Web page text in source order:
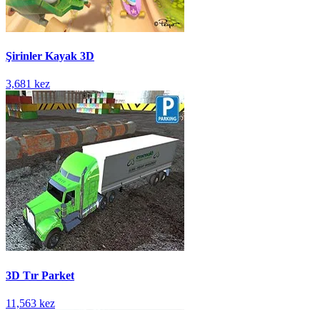
Şirinler Kayak 3D
3,681 kez
3D Tır Parket
11,563 kez